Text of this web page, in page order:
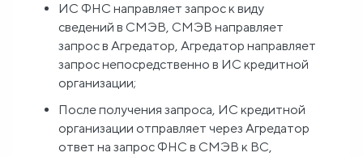
ИС ФНС направляет запрос к виду
сведений в СМЭВ, СМЭВ направляет
запрос в Агредатор, Агредатор направляет
запрос непосредственно в ИС кредитной
организации;
После получения запроса, ИС кредитной
организации отправляет через Агредатор
ответ на запрос ФНС в СМЭВ к ВС,